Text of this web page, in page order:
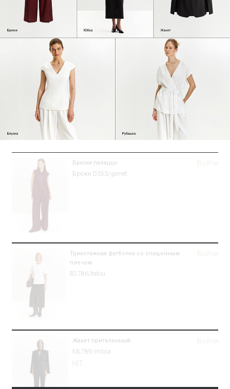
Брюки палаццо
Брюки D353/garnet
Войти
Трикотажная футболка со спущенным
плечом
B2786/belou
Войти
Жакет приталенный
ML789/milisa
HIT
Войти